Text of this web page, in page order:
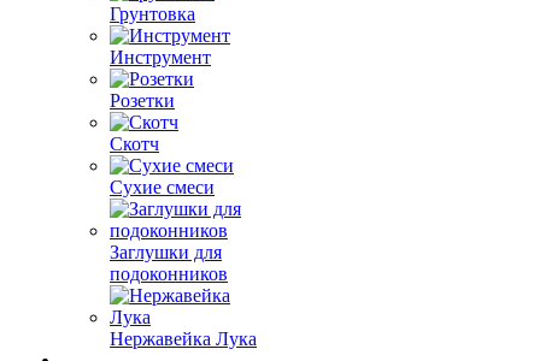
Грунтовка
Инструмент
Розетки
Скотч
Сухие смеси
Заглушки для
подоконников
Нержавейка Лука